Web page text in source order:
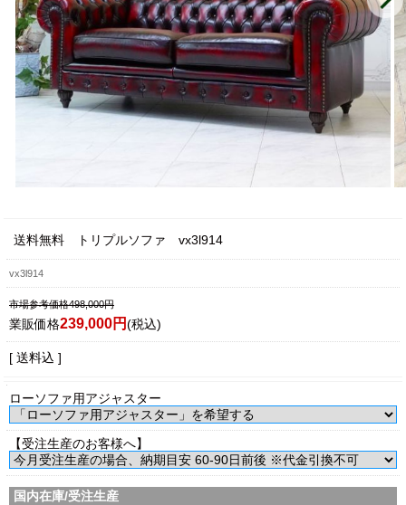
送料無料 トリプルソファ vx3l914
vx3l914
市場参考価格498,000円
業販価格239,000円(税込)
[ 送料込 ]
ローソファ用アジャスター
【受注生産のお客様へ】
国内在庫/受注生産